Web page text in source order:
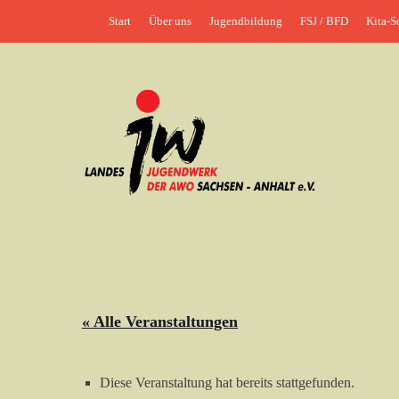
Header-Menü
Start Über uns Jugendbildung FSJ / BFD Kita-
« Alle Veranstaltungen
Diese Veranstaltung hat bereits stattgefunden.